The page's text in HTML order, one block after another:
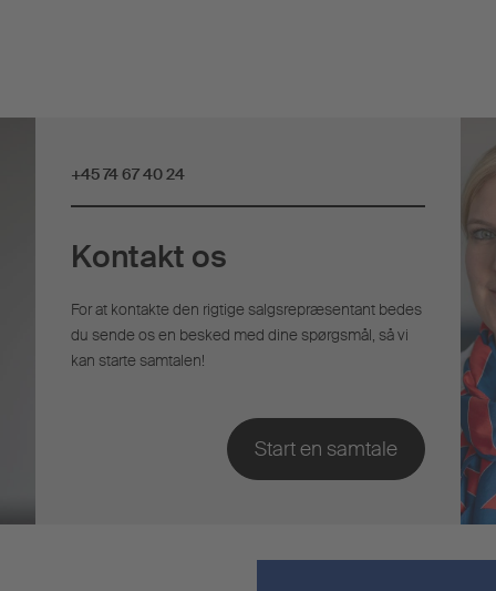
+45 74 67 40 24
Kontakt os
For at kontakte den rigtige salgsrepræsentant bedes
du sende os en besked med dine spørgsmål, så vi
kan starte samtalen!